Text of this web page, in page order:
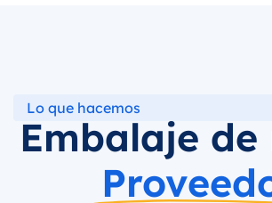
Lo que hacemos
Embalaje